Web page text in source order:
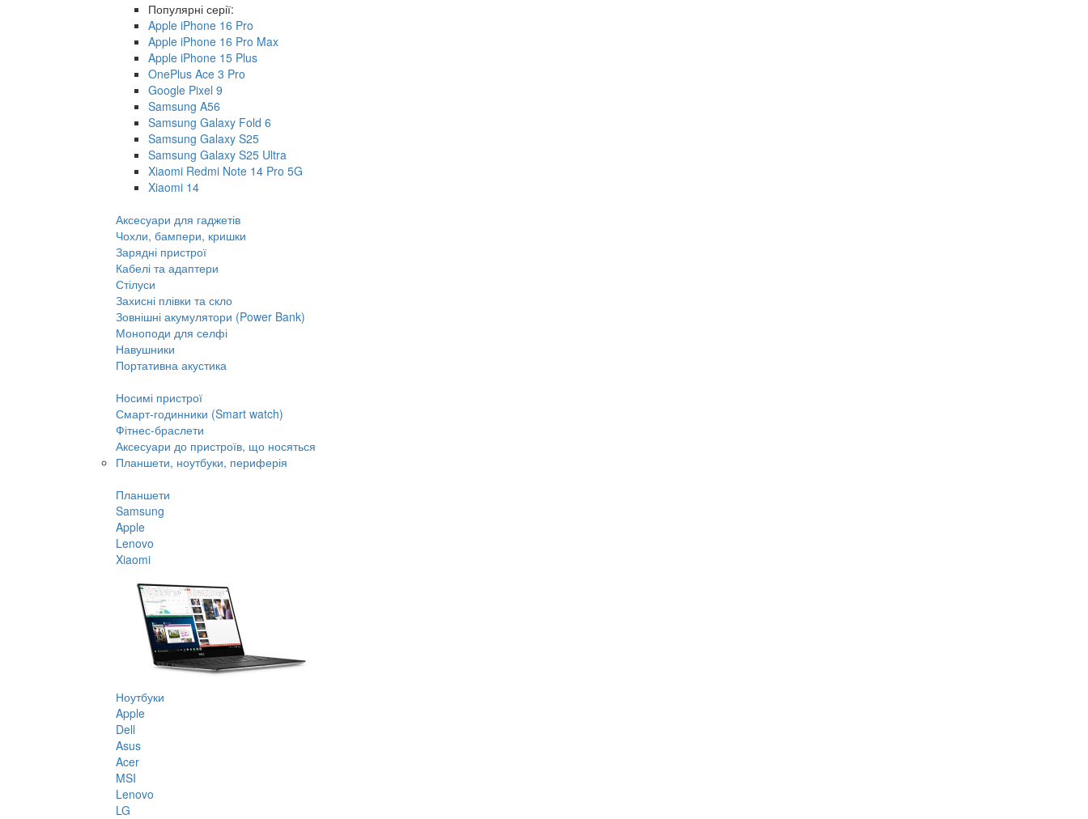
Популярні серії:
Apple iPhone 16 Pro
Apple iPhone 16 Pro Max
Apple iPhone 15 Plus
OnePlus Ace 3 Pro
Google Pixel 9
Samsung A56
Samsung Galaxy Fold 6
Samsung Galaxy S25
Samsung Galaxy S25 Ultra
Xiaomi Redmi Note 14 Pro 5G
Xiaomi 14
Аксесуари для гаджетів
Чохли, бампери, кришки
Зарядні пристрої
Кабелі та адаптери
Стілуси
Захисні плівки та скло
Зовнішні акумулятори (Power Bank)
Моноподи для селфі
Навушники
Портативна акустика
Носимі пристрої
Смарт-годинники (Smart watch)
Фітнес-браслети
Аксесуари до пристроїв, що носяться
Планшети, ноутбуки, периферія
Планшети
Samsung
Apple
Lenovo
Xiaomi
Ноутбуки
Apple
Dell
Asus
Acer
MSI
Lenovo
LG